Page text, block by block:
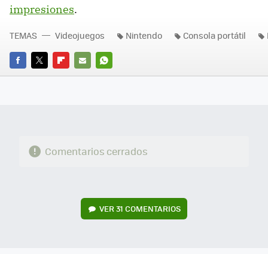
impresiones.
FACEBOOK
TWITTERFLIPBOARD
E-
WHATSAPP
TEMAS Videojuegos Nintendo Consola portátil
Comentarios cerrados
VER31 COMENTARIOS